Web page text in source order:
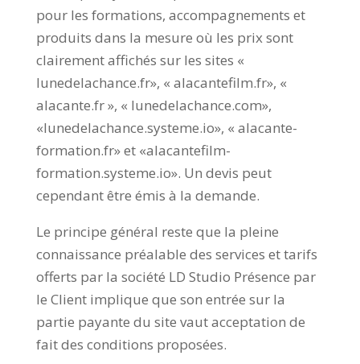
pour les formations, accompagnements et
produits dans la mesure où les prix sont
clairement affichés sur les sites «
lunedelachance.fr», « alacantefilm.fr», «
alacante.fr », « lunedelachance.com»,
«lunedelachance.systeme.io», « alacante-
formation.fr» et «alacantefilm-
formation.systeme.io». Un devis peut
cependant être émis à la demande.
Le principe général reste que la pleine
connaissance préalable des services et tarifs
offerts par la société LD Studio Présence par
le Client implique que son entrée sur la
partie payante du site vaut acceptation de
fait des conditions proposées.